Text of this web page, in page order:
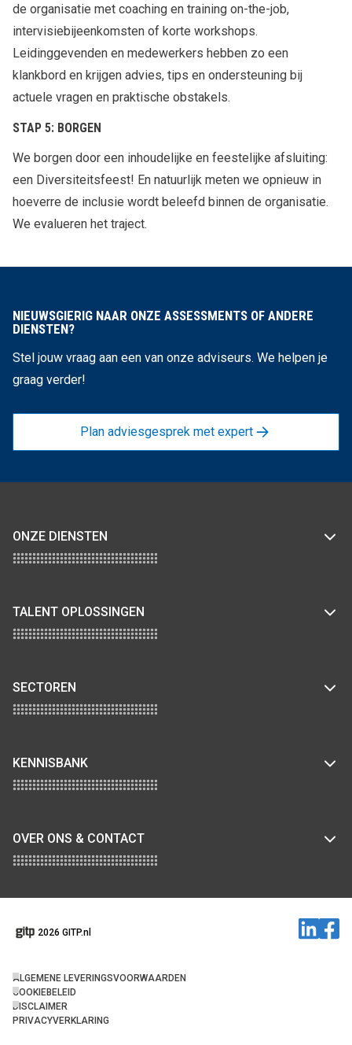
de organisatie met coaching en training on-the-job,
intervisiebijeenkomsten of korte workshops.
Leidinggevenden en medewerkers hebben zo een
klankbord en krijgen advies, tips en ondersteuning bij
actuele vragen en praktische obstakels.
STAP 5: BORGEN
We borgen door een inhoudelijke en feestelijke afsluiting:
een Diversiteitsfeest! En natuurlijk meten we opnieuw in
hoeverre de inclusie wordt beleefd binnen de organisatie.
We evalueren het traject.
NIEUWSGIERIG NAAR ONZE ASSESSMENTS OF ANDERE
DIENSTEN?
Stel jouw vraag aan een van onze adviseurs. We helpen je
graag verder!
Plan adviesgesprek met expert
ONZE DIENSTEN
TALENT OPLOSSINGEN
SECTOREN
KENNISBANK
OVER ONS & CONTACT
2026 GITP.nl
ALGEMENE LEVERINGSVOORWAARDEN
COOKIEBELEID
DISCLAIMER
PRIVACYVERKLARING